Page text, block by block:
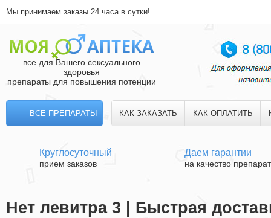
Мы принимаем заказы 24 часа в сутки!
все для Вашего сексуального
здоровья
препараты для повышения потенции
ВСЕ ПРЕПАРАТЫ КАК ЗАКАЗАТЬ КАК ОПЛАТИТЬ
Круглосуточный
прием заказов
Даем гарантии
на качество
Нет левитра 3 | Быстрая